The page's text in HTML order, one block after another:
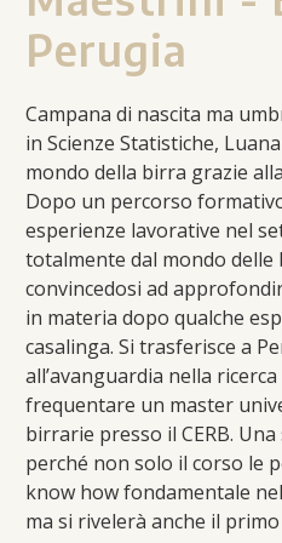
Perugia
Campana di nascita ma
in Scienze Statistiche,
mondo della birra grazie
Dopo un percorso
esperienze lavorative nel
totalmente dal mondo
convincedosi ad
in materia dopo qualche
casalinga. Si trasferisce a
all’avanguardia nella
frequentare un master
birrarie presso il CERB.
perché non solo il corso le
know how fondamentale
ma si rivelerà anche il